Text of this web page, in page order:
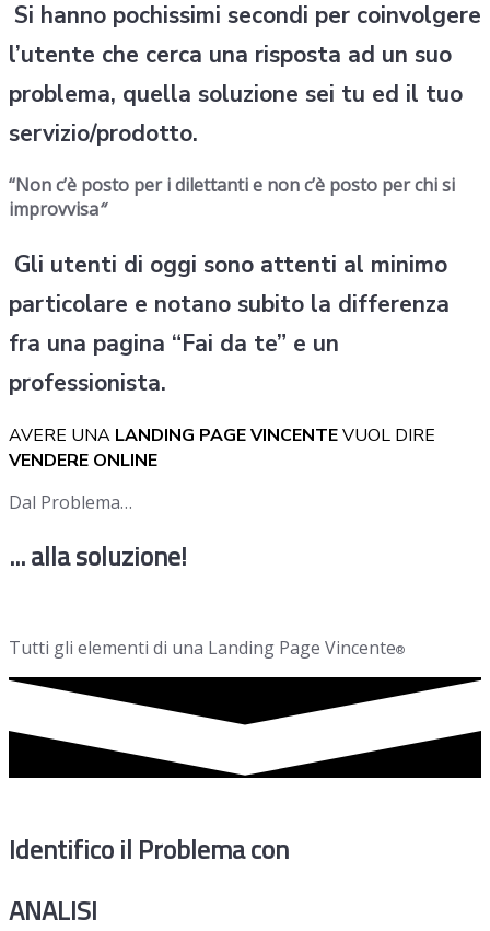
Si hanno pochissimi secondi per coinvolgere
l’utente che cerca una risposta ad un suo
problema, quella soluzione sei tu ed il tuo
servizio/prodotto.
“Non c’è posto per i dilettanti e non c’è posto per chi si
improvvisa“
Gli utenti di oggi sono attenti al minimo
particolare e notano subito la differenza
fra una pagina “Fai da te” e un
professionista.
AVERE UNA LANDING PAGE VINCENTEVUOL DIRE
VENDERE ONLINE
Dal Problema…
... alla soluzione!
Tutti gli elementi di una Landing Page Vincente®
Identifico il Problema con
ANALISI